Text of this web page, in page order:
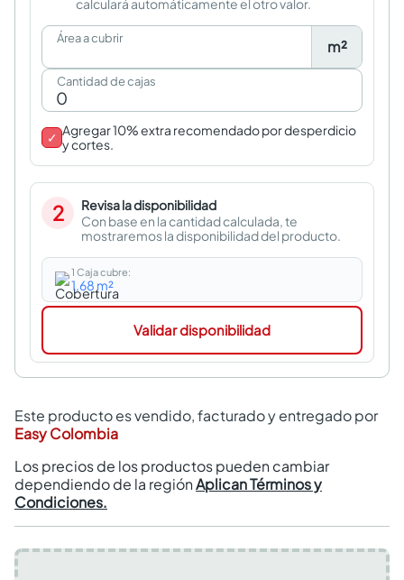
calculará automáticamente el otro valor.
Área a cubrir m²
Cantidad de cajas
✓ Agregar 10% extra recomendado por desperdicio
y cortes.
2
Revisa la disponibilidad
Con base en la cantidad calculada, te
mostraremos la disponibilidad del producto.
1 Caja cubre:
1,68 m²
Validar disponibilidad
Este producto es vendido, facturado y entregado por
Easy Colombia
Los precios de los productos pueden cambiar
dependiendo de la regiónAplican Términos y
Condiciones.